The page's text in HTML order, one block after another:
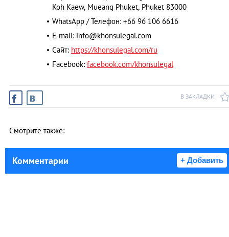
Koh Kaew, Mueang Phuket, Phuket 83000
WhatsApp / Телефон: +66 96 106 6616
E-mail: info@khonsulegal.com
Сайт: https://khonsulegal.com/ru
Facebook: facebook.com/khonsulegal
В ЗАКЛАДКИ
Смотрите также:
Комментарии + Добавить